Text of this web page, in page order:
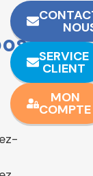
SERVICE
CLIENT
MON
COMPTE